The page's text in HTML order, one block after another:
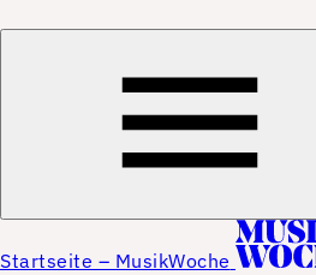
Startseite – MusikWoche